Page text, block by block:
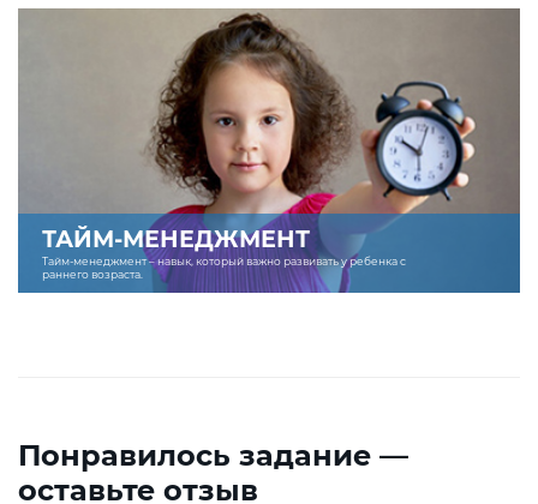
ТАЙМ-МЕНЕДЖМЕНТ
Тайм-менеджмент – навык, который важно развивать у ребенка с
раннего возраста.
Понравилось задание —
оставьте отзыв